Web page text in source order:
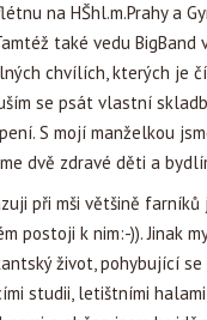
na HŠhl.m.Prahy a
také vedu
chvílích, kterých je
se psát vlastní
S mojí manželkou
dvě zdravé děti a
při mši většině farníků
postoji k nim:-)). Jinak
život, pohybující
studii, letištními